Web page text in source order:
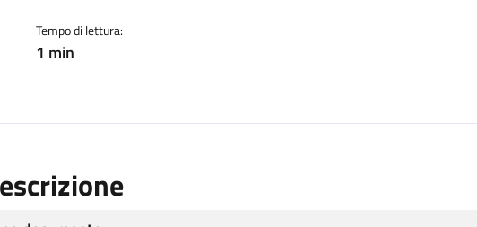
Tempo di lettura:
1 min